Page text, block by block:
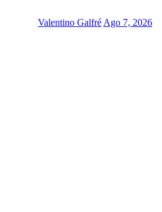
Valentino GalfréAgo 7, 2026